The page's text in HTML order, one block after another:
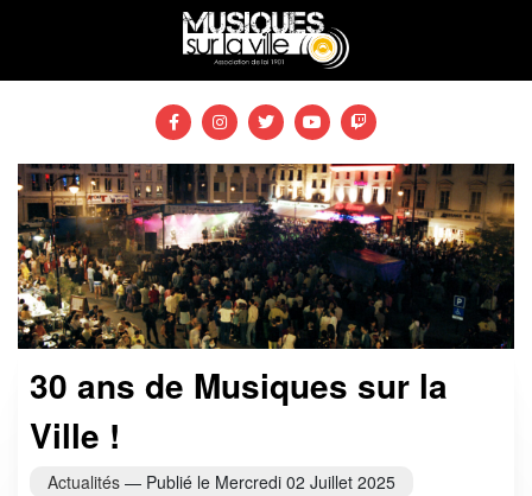
30 ans de Musiques sur la
Ville !
Actualités — Publié le Mercredi 02 Juillet 2025